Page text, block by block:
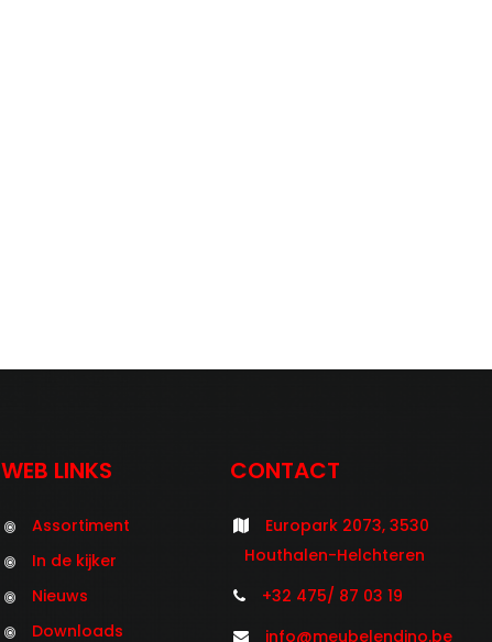
WEB LINKS
Assortiment
In de kijker
Nieuws
Downloads
CONTACT
Europark 2073, 3530
Houthalen-Helchteren
+32 475/ 87 03 19
info@meubelendino.be